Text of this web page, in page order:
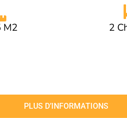
M2 2
PLUS D’INFORMATIONS